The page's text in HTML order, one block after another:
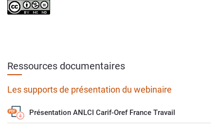
Ressources documentaires
Les supports de présentation du webinaire
Présentation ANLCI Carif-Oref France Travail